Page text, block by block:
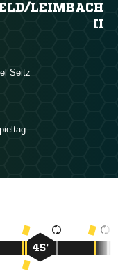
​LEIMBACH
II

45’